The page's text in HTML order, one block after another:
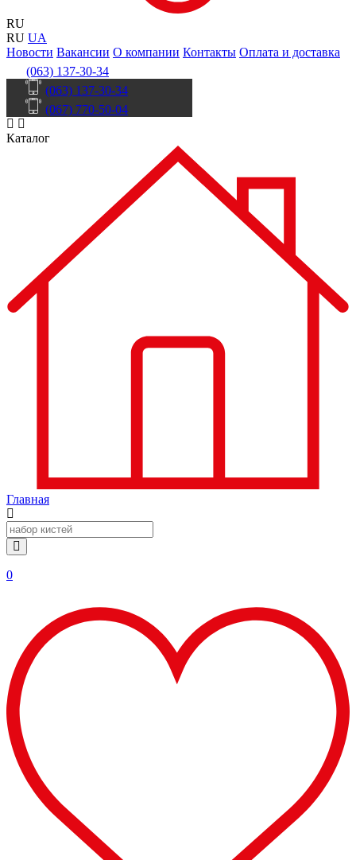
RU
RU UA
Новости Вакансии О компании Контакты Оплата и доставка
(063) 137-30-34
(063) 137-30-34
(067) 770-50-04
Каталог
Главная
0